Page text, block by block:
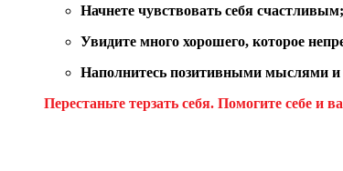
Начнете чувствовать себя счастливым;
Увидите много хорошего, которое
Наполнитесь позитивными мыслями
Перестаньте терзать себя. Помогите себе